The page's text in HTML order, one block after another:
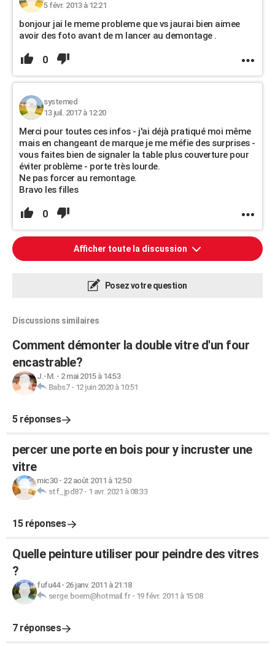
5 févr. 2013 à 12:21
bonjour jai le meme probleme que vs jaurai bien aimee
avoir des foto avant de m lancer au demontage .
0
systemed
13 juil. 2017 à 12:20
Merci pour toutes ces infos - j'ai déjà pratiqué moi même
mais en changeant de marque je me méfie des surprises -
vous faites bien de signaler la table plus couverture pour
éviter problème - porte très lourde.
Ne pas forcer au remontage.
Bravo les filles
0
Afficher toute la discussion
Posez votre question
Discussions similaires
Comment démonter la double vitre d'un four
encastrable?
J.-M. - 2 mai 2015 à 14:53
Babs7- 12 juin 2020 à 10:51
5 réponses
percer une porte en bois pour y incruster une
vitre
mic30- 22 août 2011 à 12:50
stf_jpd87- 1 avr. 2021 à 08:33
15 réponses
Quelle peinture utiliser pour peindre des vitres
?
fufu44- 26 janv. 2011 à 21:18
serge.boem@hotmail.fr- 19 févr. 2011 à 15:08
7 réponses